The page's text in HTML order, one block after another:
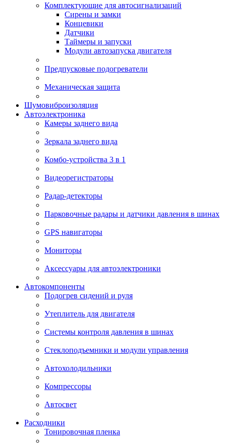
Комплектующие для автосигнализаций
Сирены и замки
Концевики
Датчики
Таймеры и запуски
Модули автозапуска двигателя
Предпусковые подогреватели
Механическая защита
Шумовиброизоляция
Автоэлектроника
Камеры заднего вида
Зеркала заднего вида
Комбо-устройства 3 в 1
Видеорегистраторы
Радар-детекторы
Парковочные радары и датчики давления в шинах
GPS навигаторы
Мониторы
Аксессуары для автоэлектроники
Автокомпоненты
Подогрев сидений и руля
Утеплитель для двигателя
Системы контроля давления в шинах
Стеклоподъемники и модули управления
Автохолодильники
Компрессоры
Автосвет
Расходники
Тонировочная пленка